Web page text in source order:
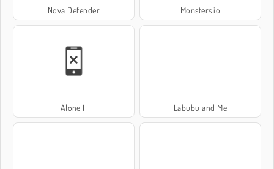
Nova Defender Monsters.io
Alone II Labubu and Me